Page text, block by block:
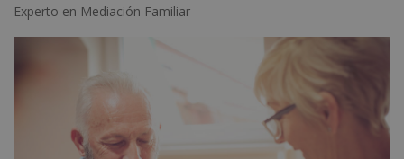
Experto en Mediación Familiar